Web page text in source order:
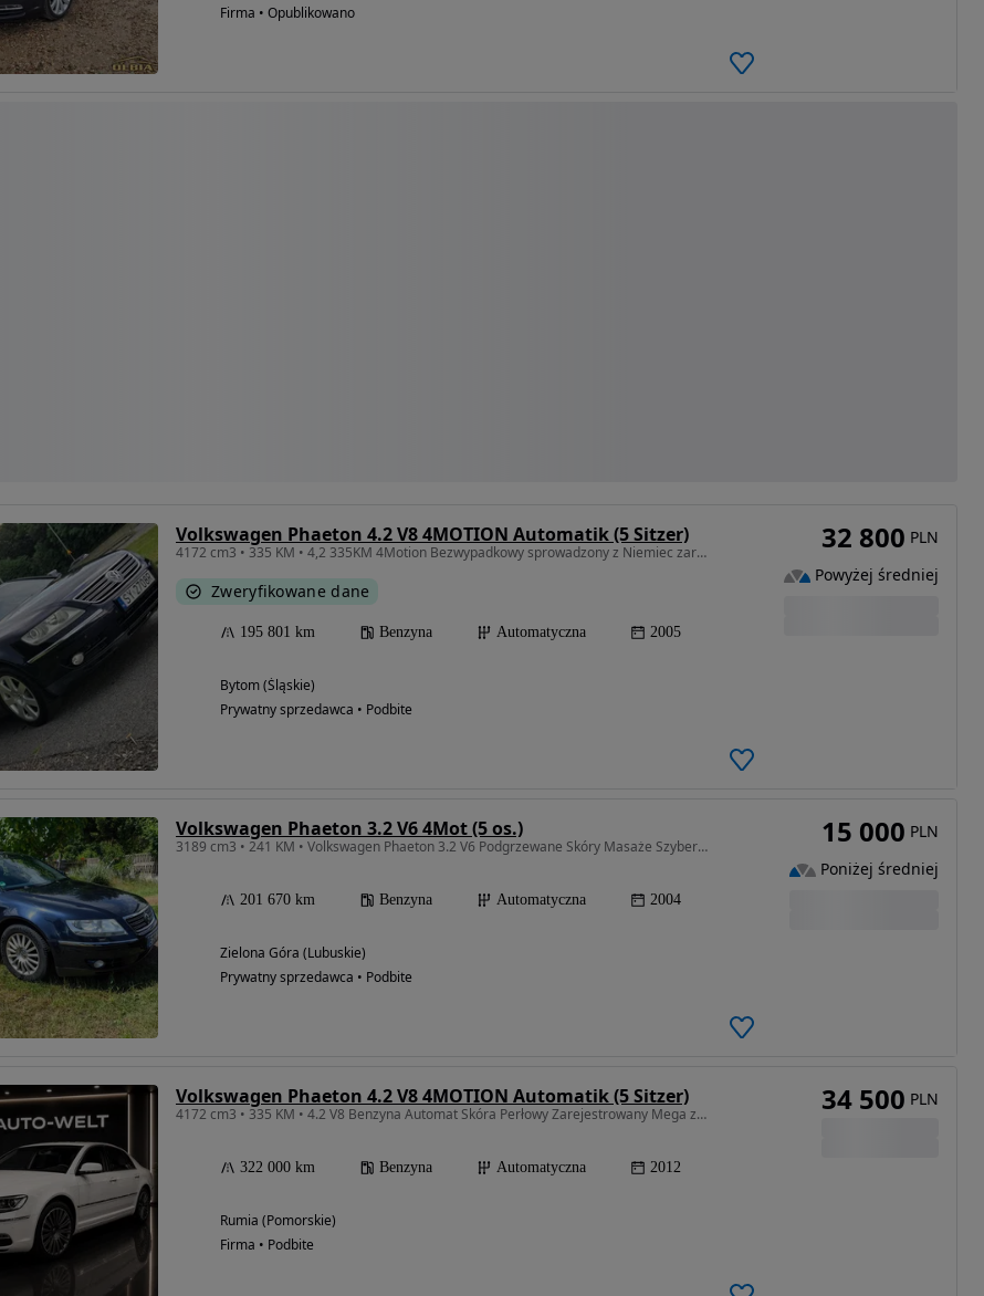
Firma • Opublikowano
Volkswagen Phaeton 4.2 V8 4MOTION Automatik (5 Sitzer)
4172 cm3 • 335 KM • 4,2 335KM 4Motion Bezwypadkowy sprowadzony z Niemiec zarej. w PL
Zweryfikowane dane
195 801 km Benzyna Automatyczna 2005
Bytom (Śląskie)
Prywatny sprzedawca • Podbite
32 800 PLN
Powyżej średniej
Volkswagen Phaeton 3.2 V6 4Mot (5 os.)
3189 cm3 • 241 KM • Volkswagen Phaeton 3.2 V6 Podgrzewane Skóry Masaże Szyberdach 4.2 V8
201 670 km Benzyna Automatyczna 2004
Zielona Góra (Lubuskie)
Prywatny sprzedawca • Podbite
15 000 PLN
Poniżej średniej
Volkswagen Phaeton 4.2 V8 4MOTION Automatik (5 Sitzer)
4172 cm3 • 335 KM • 4.2 V8 Benzyna Automat Skóra Perłowy Zarejestrowany Mega zadbany!
322 000 km Benzyna Automatyczna 2012
Rumia (Pomorskie)
Firma • Podbite
34 500 PLN